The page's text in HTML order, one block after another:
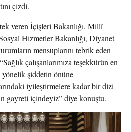
çizdi.
veren İçişleri Bakanlığı, Millî
Hizmetler Bakanlığı, Diyanet
mensuplarını tebrik eden
çalışanlarımıza teşekkürün en
yönelik şiddetin önüne
iyileştirmelere kadar bir dizi
gayreti içindeyiz” diye konuştu.